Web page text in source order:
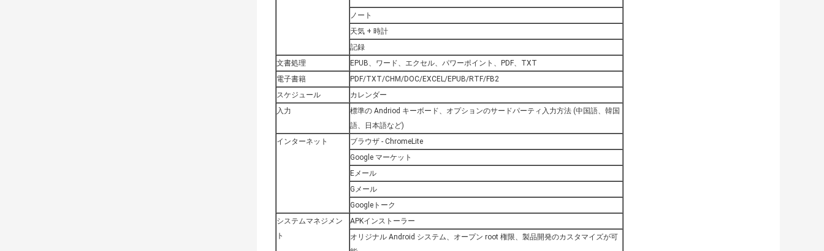
ノート
天気 + 時計
記録
文書処理
EPUB、ワード、エクセル、パワーポイント、PDF、TXT
電子書籍
PDF/TXT/CHM/DOC/EXCEL/EPUB/RTF/FB2
スケジュール
カレンダー
入力
標準の Andriod キーボード、オプションのサードパーティ入力方法 (中国語、韓国
語、日本語など)
インターネット
ブラウザ - ChromeLite
Google マーケット
Eメール
Gメール
Googleトーク
システムマネジメン
ト
APKインストーラー
オリジナル Android システム、オープン root 権限、製品開発のカスタマイズが可